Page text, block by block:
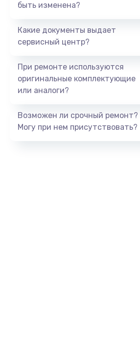
быть изменена?
Какие документы выдает
сервисный центр?
При ремонте используются
оригинальные комплектующие
или аналоги?
Возможен ли срочный ремонт?
Могу при нем присутствовать?